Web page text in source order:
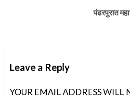
पंढरपुरात
Leave a Reply
YOUR EMAIL ADDRESS WILL